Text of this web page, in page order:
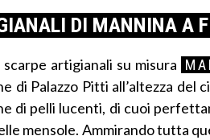
DI MANNINA A
artigianali su misura
di Palazzo Pitti all’altezza
di pelli lucenti, di cuoi
mensole. Ammirando tutta